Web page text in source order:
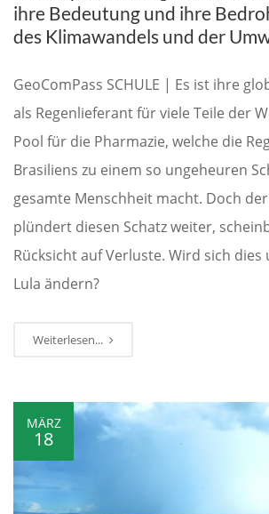
ihre Bedeutung und ihre
des Klimawandels und der
GeoComPass SCHULE | Es ist ihre
als Regenlieferant für viele Teile der
Pool für die Pharmazie, welche die
Brasiliens zu einem so ungeheuren
gesamte Menschheit macht. Doch
plündert diesen Schatz weiter,
Rücksicht auf Verluste. Wird sich
Lula ändern?
Weiterlesen...
MÄRZ
18